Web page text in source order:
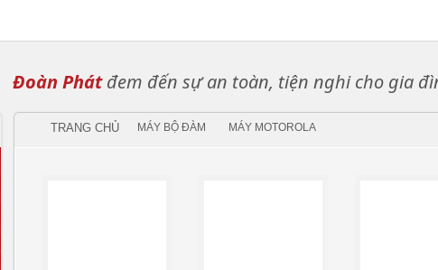
Đoàn Phátđem đến sự an toàn, tiện nghi cho gia
TRANG CHỦ MÁY BỘ ĐÀM MÁY MOTOROLA